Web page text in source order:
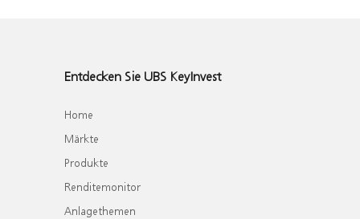
Entdecken Sie UBS KeyInvest
Home
Märkte
Produkte
Renditemonitor
Anlagethemen